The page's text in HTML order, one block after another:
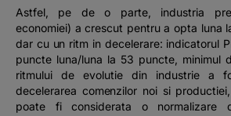
Astfel, pe de o parte, industria
economiei) a crescut pentru a opta luna
dar cu un ritm in decelerare: indicatorul
puncte luna/luna la 53 puncte, minimul
ritmului de evolutie din industrie a
decelerarea comenzilor noi si
poate fi considerata o normalizare